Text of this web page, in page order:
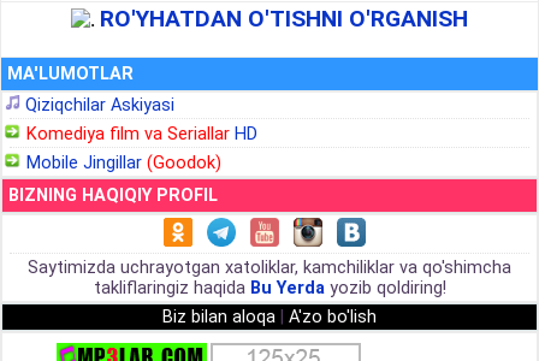
RO'YHATDAN O'TISHNI O'RGANISH
MA'LUMOTLAR
Qiziqchilar Askiyasi
Komediya film va Seriallar HD
Mobile Jingillar (Goodok)
BIZNING HAQIQIY PROFIL
Saytimizda uchrayotgan xatoliklar, kamchiliklar va qo'shimcha
takliflaringiz haqida Bu Yerdayozib qoldiring!
Biz bilan aloqa
A'zo bo'lish